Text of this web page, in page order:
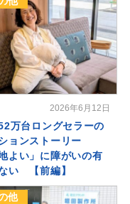
2026年6月12日
万台ロングセラーの
ョンストーリー
地よい」に障がいの有
い 【前編】
他